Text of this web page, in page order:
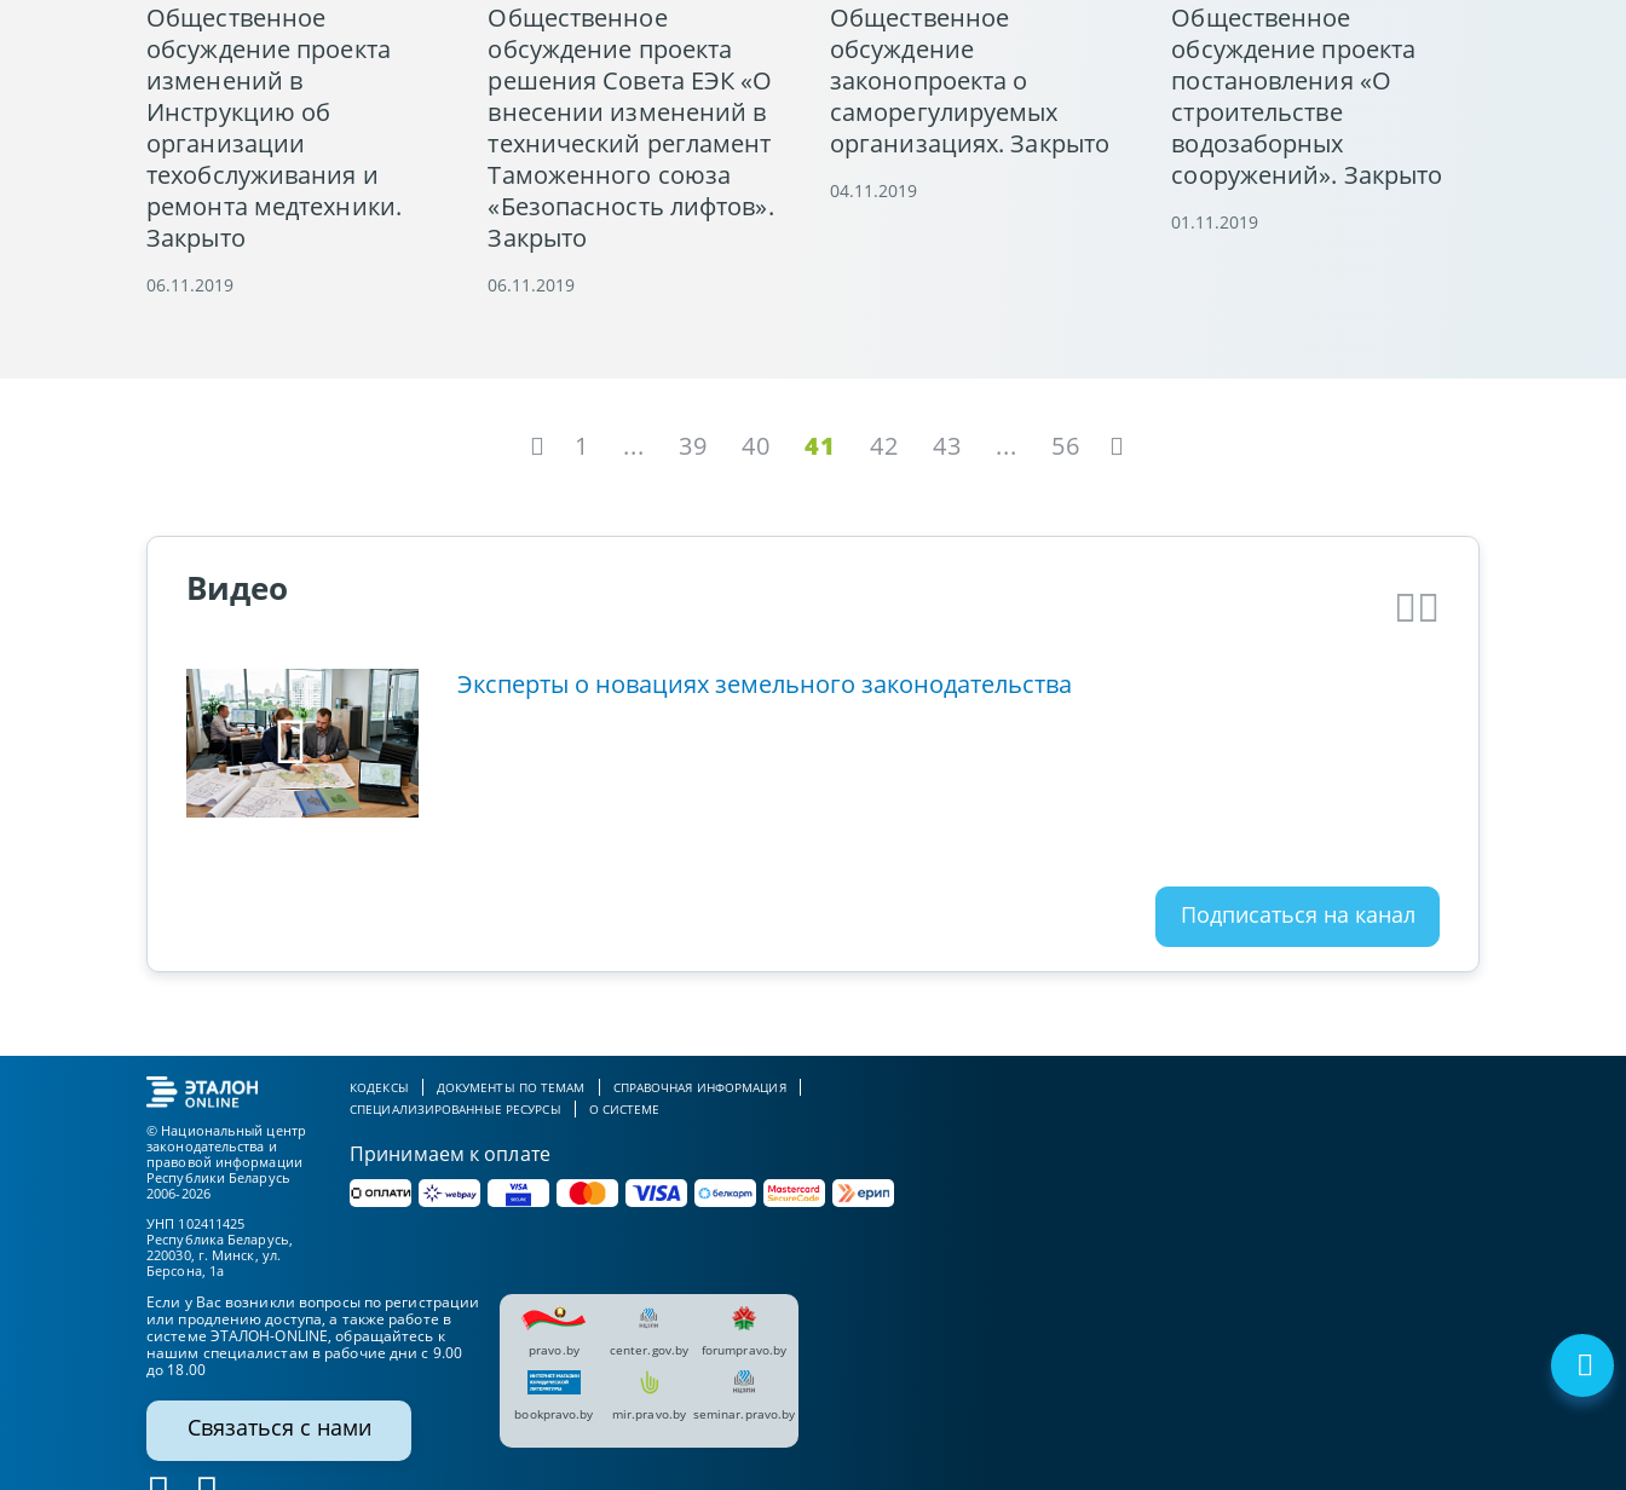
Общественное
обсуждение проекта
изменений в
Инструкцию об
организации
техобслуживания и
ремонта медтехники.
Закрыто
06.11.2019
Общественное
обсуждение проекта
решения Совета ЕЭК «О
внесении изменений в
технический регламент
Таможенного союза
«Безопасность лифтов».
Закрыто
06.11.2019
Общественное
обсуждение
законопроекта о
саморегулируемых
организациях. Закрыто
04.11.2019
Общественное
обсуждение проекта
постановления «О
строительстве
водозаборных
сооружений». Закрыто
01.11.2019
1 ... 39 40 41 42 43 ... 56
Видео
Эксперты о новациях земельного законодательства
Подписаться на канал
© Национальный центр
законодательства и
правовой информации
Республики Беларусь
2006-2026
УНП 102411425
Республика Беларусь,
220030, г. Минск, ул.
Берсона, 1а
КОДЕКСЫ ДОКУМЕНТЫ ПО ТЕМАМ
СПРАВОЧНАЯ ИНФОРМАЦИЯ
СПЕЦИАЛИЗИРОВАННЫЕ РЕСУРСЫ
О СИСТЕМЕ
Принимаем к оплате
Если у Вас возникли вопросы по регистрации
или продлению доступа, а также работе в
системе ЭТАЛОН-ONLINE, обращайтесь к
нашим специалистам в рабочие дни с 9.00
до 18.00
Связаться с нами
pravo.by center.gov.by forumpravo.by
bookpravo.by mir.pravo.by seminar.pravo.by